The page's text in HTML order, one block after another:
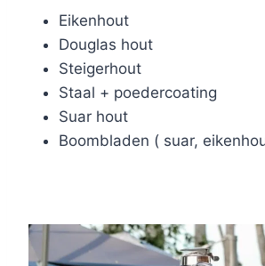
Eikenhout
Douglas hout
Steigerhout
Staal + poedercoating
Suar hout
Boombladen ( suar,